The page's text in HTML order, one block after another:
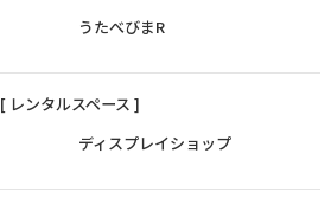
うたべびまR
[ レンタルスペース ]
ディスプレイショップ